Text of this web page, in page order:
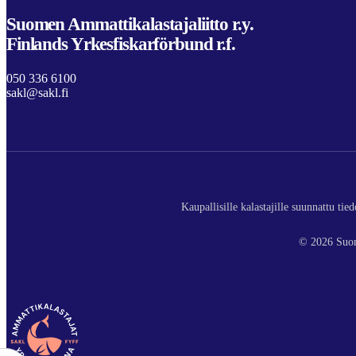
Suomen Ammattikalastajaliitto r.y.
Finlands Yrkesfiskarförbund r.f.
050 336 6100
sakl@sakl.fi
Kaupallisille kalastajille suunnattu
© 2026